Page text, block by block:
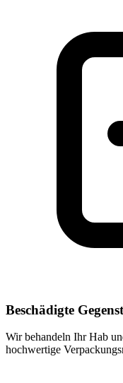
Beschädigte
Wir behandeln Ihr Hab
hochwertige